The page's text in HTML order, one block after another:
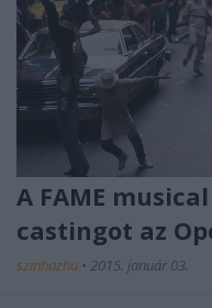
A FAME
castingot az
szinhazhu • 2015. január 03.